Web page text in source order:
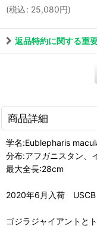
(税込: 25,080円)
返品特約に関する重
商品詳細
学名:Eublepharis
分布:アフガニスタン、
最大全長:28cm
2020年6月入荷 USCB
ゴジラジャイアントと